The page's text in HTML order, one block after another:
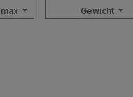
Gewicht